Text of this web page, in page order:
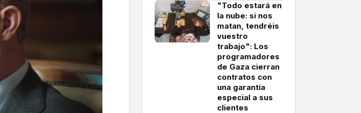
"Todo estará en
la nube: si nos
matan, tendréis
vuestro
trabajo": Los
programadores
de Gaza cierran
contratos con
una garantía
especial a sus
clientes